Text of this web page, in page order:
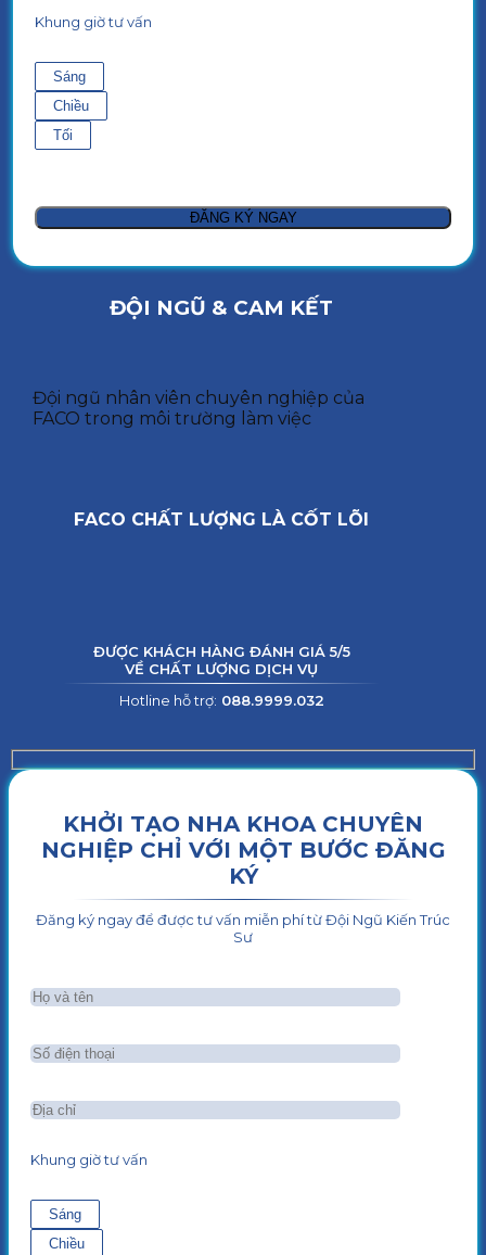
Khung giờ tư vấn
Sáng
Chiều
Tối
ĐỘI NGŨ & CAM KẾT
Đội ngũ nhân viên chuyên nghiệp của
FACO trong môi trường làm việc
FACO CHẤT LƯỢNG LÀ CỐT LÕI
ĐƯỢC KHÁCH HÀNG ĐÁNH GIÁ 5/5
VỀ CHẤT LƯỢNG DỊCH VỤ
Hotline hỗ trợ: 088.9999.032
KHỞI TẠO NHA KHOA CHUYÊN
NGHIỆP CHỈ VỚI MỘT BƯỚC ĐĂNG
KÝ
Đăng ký ngay để được tư vấn miễn phí từ Đội Ngũ Kiến Trúc
Sư
Khung giờ tư vấn
Sáng
Chiều